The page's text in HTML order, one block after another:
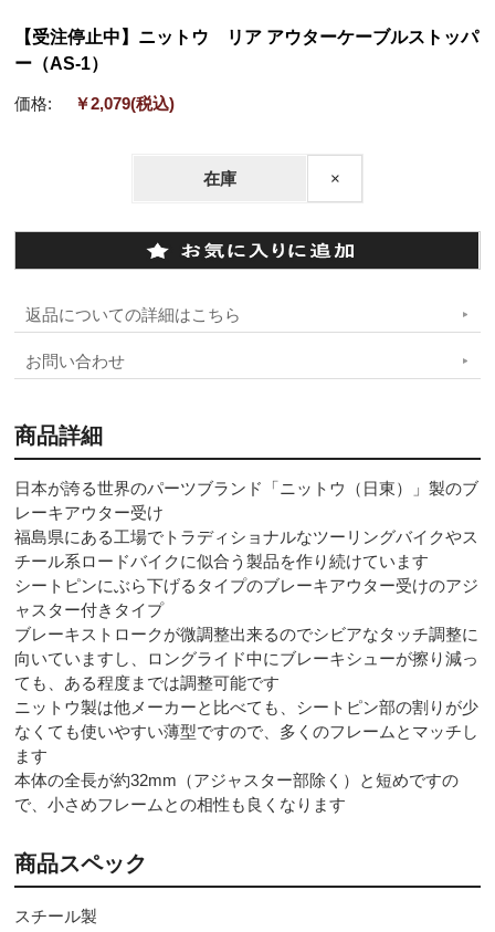
【受注停止中】ニットウ リア アウターケーブルストッパ
ー（AS-1）
価格: ￥2,079(税込)
在庫 ×
返品についての詳細はこちら
お問い合わせ
商品詳細
日本が誇る世界のパーツブランド「ニットウ（日東）」製のブ
レーキアウター受け
福島県にある工場でトラディショナルなツーリングバイクやス
チール系ロードバイクに似合う製品を作り続けています
シートピンにぶら下げるタイプのブレーキアウター受けのアジ
ャスター付きタイプ
ブレーキストロークが微調整出来るのでシビアなタッチ調整に
向いていますし、ロングライド中にブレーキシューが擦り減っ
ても、ある程度までは調整可能です
ニットウ製は他メーカーと比べても、シートピン部の割りが少
なくても使いやすい薄型ですので、多くのフレームとマッチし
ます
本体の全長が約32mm（アジャスター部除く）と短めですの
で、小さめフレームとの相性も良くなります
商品スペック
スチール製